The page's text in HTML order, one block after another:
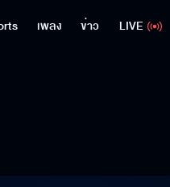
เพลง ข่าว LIVE